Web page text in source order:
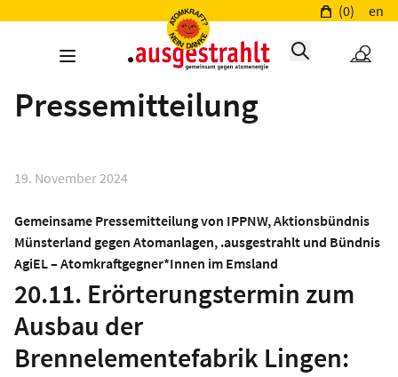
(0) en
Pressemitteilung
19. November 2024
Gemeinsame Pressemitteilung von IPPNW, Aktionsbündnis
Münsterland gegen Atomanlagen, .ausgestrahlt und Bündnis
AgiEL – Atomkraftgegner*Innen im Emsland
20.11. Erörterungstermin zum
Ausbau der
Brennelementefabrik Lingen: